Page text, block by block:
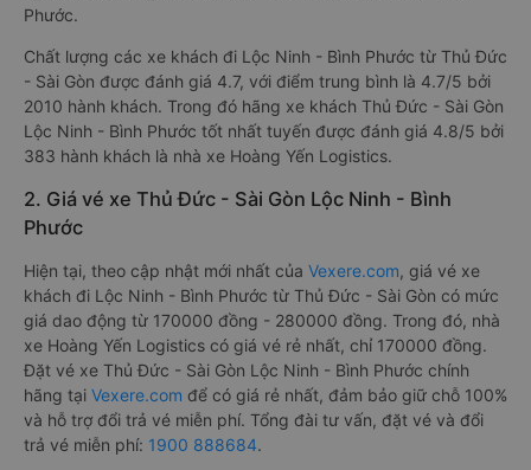
Phước.
Chất lượng các xe khách đi Lộc Ninh - Bình Phước từ Thủ Đức
- Sài Gòn được đánh giá 4.7, với điểm trung bình là 4.7/5 bởi
2010 hành khách. Trong đó hãng xe khách Thủ Đức - Sài Gòn
Lộc Ninh - Bình Phước tốt nhất tuyến được đánh giá 4.8/5 bởi
383 hành khách là nhà xe Hoàng Yến Logistics.
2. Giá vé xe Thủ Đức - Sài Gòn Lộc Ninh - Bình
Phước
Hiện tại, theo cập nhật mới nhất của Vexere.com, giá vé xe
khách đi Lộc Ninh - Bình Phước từ Thủ Đức - Sài Gòn có mức
giá dao động từ 170000 đồng - 280000 đồng. Trong đó, nhà
xe Hoàng Yến Logistics có giá vé rẻ nhất, chỉ 170000 đồng.
Đặt vé xe Thủ Đức - Sài Gòn Lộc Ninh - Bình Phước chính
hãng tại Vexere.com để có giá rẻ nhất, đảm bảo giữ chỗ 100%
và hỗ trợ đổi trả vé miễn phí. Tổng đài tư vấn, đặt vé và đổi
trả vé miễn phí: 1900 888684.